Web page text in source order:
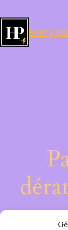
Harry